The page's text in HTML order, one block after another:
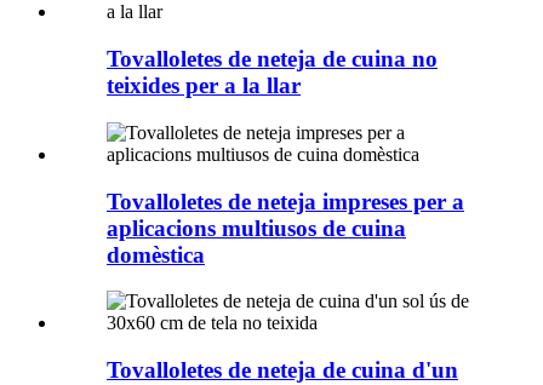
Tovalloletes de neteja de cuina no
teixides per a la llar
Tovalloletes de neteja impreses per a
aplicacions multiusos de cuina
domèstica
Tovalloletes de neteja de cuina d'un